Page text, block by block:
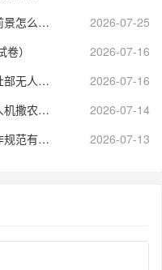
无人机维修技术有哪些（无人机维修前景怎么样）
2026-07-25
）
2026-07-16
人社部无人机职业资格证书南昌（人社部无人机技能等级证书）
2026-07-16
无人机撒农药多少钱一亩呢图片（无人机撒农药多少钱一亩呢图片大全）
2026-07-14
无人机安全操作规范（无人机安全操作规范有哪些）
2026-07-13